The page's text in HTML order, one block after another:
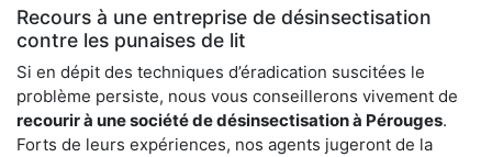
Recours à une entreprise de désinsectisation
contre les punaises de lit
Si en dépit des techniques d’éradication suscitées le
problème persiste, nous vous conseillerons vivement de
recourir à une société de désinsectisation à Pérouges.
Forts de leurs expériences, nos agents jugeront de la